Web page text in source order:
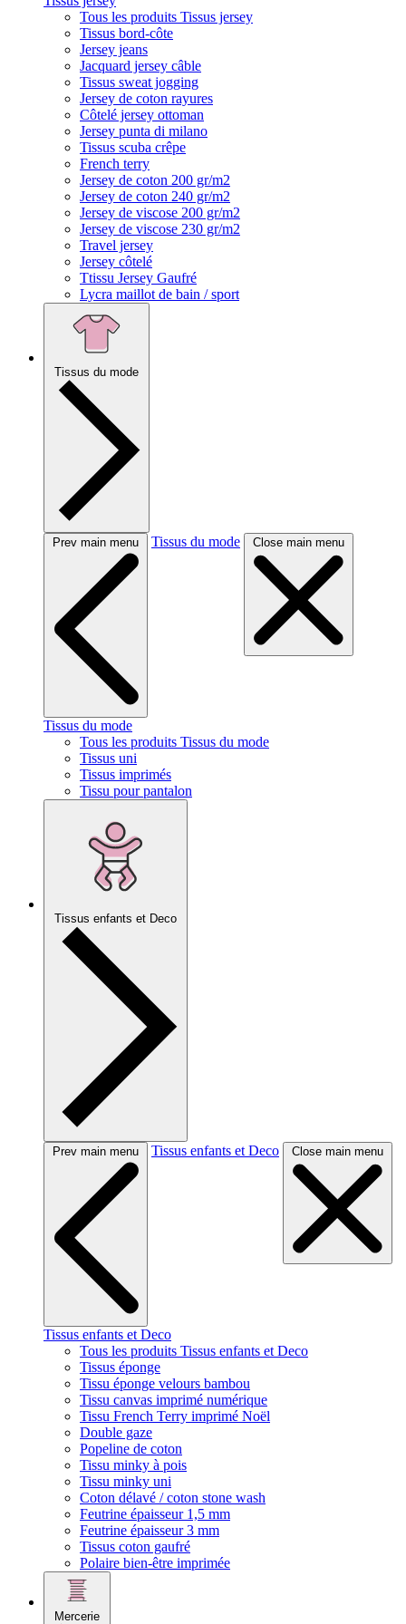
Tous les produits Tissus jersey
Tissus bord-côte
Jersey jeans
Jacquard jersey câble
Tissus sweat jogging
Jersey de coton rayures
Côtelé jersey ottoman
Jersey punta di milano
Tissus scuba crêpe
French terry
Jersey de coton 200 gr/m2
Jersey de coton 240 gr/m2
Jersey de viscose 200 gr/m2
Jersey de viscose 230 gr/m2
Travel jersey
Jersey côtelé
Ttissu Jersey Gaufré
Lycra maillot de bain / sport
Tissus du mode
Prev main menu Tissus du mode Close main menu
Tissus du mode
Tous les produits Tissus du mode
Tissus uni
Tissus imprimés
Tissu pour pantalon
Tissus enfants et Deco
Prev main menu Tissus enfants et Deco Close main menu
Tissus enfants et Deco
Tous les produits Tissus enfants et Deco
Tissus éponge
Tissu éponge velours bambou
Tissu canvas imprimé numérique
Tissu French Terry imprimé Noël
Double gaze
Popeline de coton
Tissu minky à pois
Tissu minky uni
Coton délavé / coton stone wash
Feutrine épaisseur 1,5 mm
Feutrine épaisseur 3 mm
Tissus coton gaufré
Polaire bien-être imprimée
Mercerie